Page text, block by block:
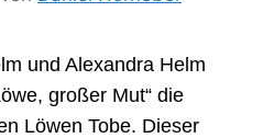
und Alexandra Helm
großer Mut“ die
Löwen Tobe. Dieser